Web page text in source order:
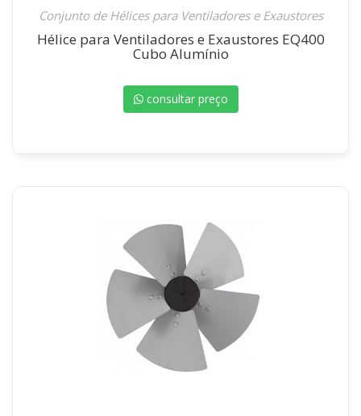
Conjunto de Hélices para Ventiladores e Exaustores
Hélice para Ventiladores e Exaustores EQ400
Cubo Alumínio
consultar preço